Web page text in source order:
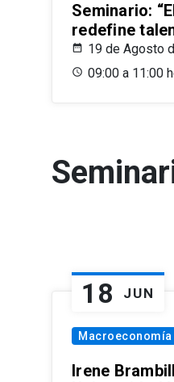
Seminario:
redefine
19 de Agosto
09:00 a 11:00
18 JUN
Macroeconomía
Irene